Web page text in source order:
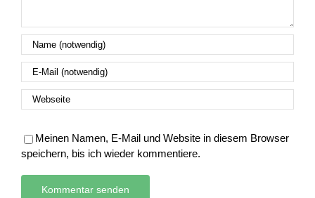
Meinen Namen, E-Mail und Website in diesem Browser
speichern, bis ich wieder kommentiere.